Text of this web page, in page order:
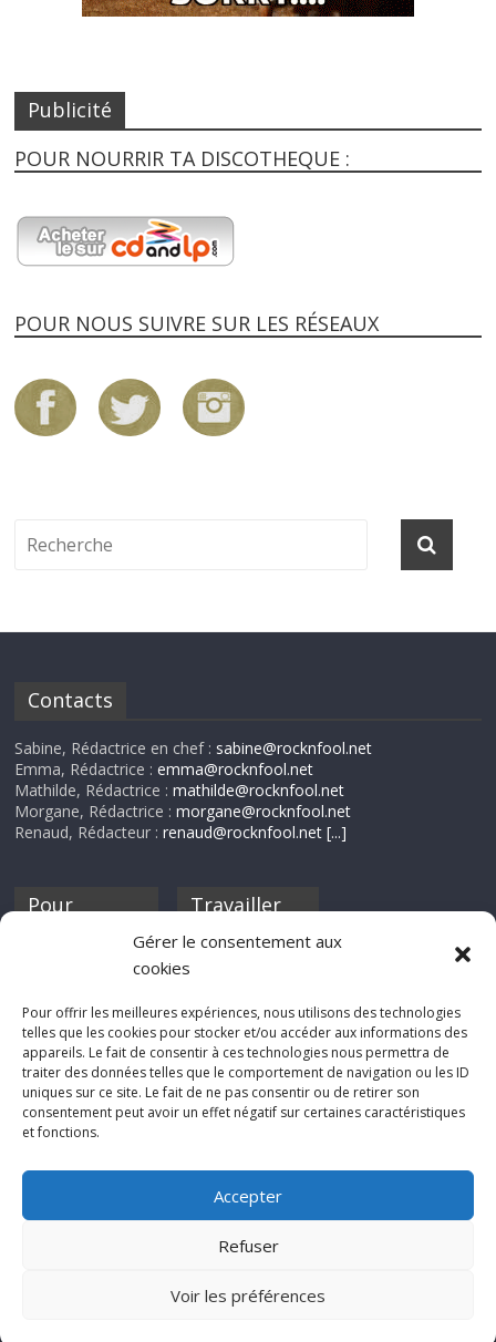
Gérer le consentement aux
cookies
Pour offrir les meilleures expériences, nous utilisons des technologies
telles que les cookies pour stocker et/ou accéder aux informations des
appareils. Le fait de consentir à ces technologies nous permettra de
traiter des données telles que le comportement de navigation ou les ID
uniques sur ce site. Le fait de ne pas consentir ou de retirer son
consentement peut avoir un effet négatif sur certaines caractéristiques
et fonctions.
Accepter
Refuser
Voir les préférences
Publicité
POUR NOURRIR TA DISCOTHEQUE :
POUR NOUS SUIVRE SUR LES RÉSEAUX
Contacts
Sabine, Rédactrice en chef : sabine@rocknfool.net
Emma, Rédactrice :emma@rocknfool.net
Mathilde, Rédactrice :mathilde@rocknfool.net
Morgane, Rédactrice :morgane@rocknfool.net
Renaud, Rédacteur :renaud@rocknfool.net [...]
Pour
discothèque
Travailler
Si tu souhaites
Rocknfool, n'hésite
pas à nous envoyer
tes chroniques de
concerts, de films,
séries ou des billets
d'humeur :
net